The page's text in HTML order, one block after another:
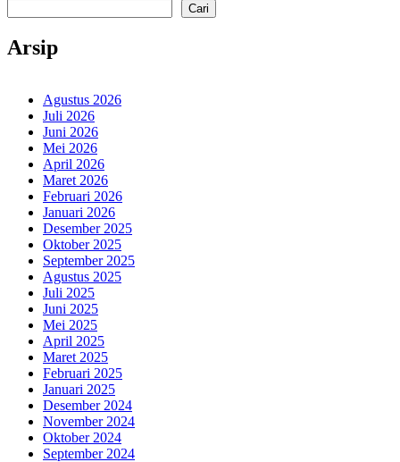
Cari
Arsip
Agustus 2026
Juli 2026
Juni 2026
Mei 2026
April 2026
Maret 2026
Februari 2026
Januari 2026
Desember 2025
Oktober 2025
September 2025
Agustus 2025
Juli 2025
Juni 2025
Mei 2025
April 2025
Maret 2025
Februari 2025
Januari 2025
Desember 2024
November 2024
Oktober 2024
September 2024